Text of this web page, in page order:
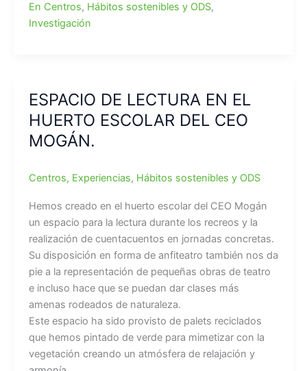
En Centros, Hábitos sostenibles y ODS,
Investigación
ESPACIO DE LECTURA EN EL
HUERTO ESCOLAR DEL CEO
MOGÁN.
Centros, Experiencias, Hábitos sostenibles y ODS
Hemos creado en el huerto escolar del CEO Mogán
un espacio para la lectura durante los recreos y la
realización de cuentacuentos en jornadas concretas.
Su disposición en forma de anfiteatro también nos da
pie a la representación de pequeñas obras de teatro
e incluso hace que se puedan dar clases más
amenas rodeados de naturaleza.
Este espacio ha sido provisto de palets reciclados
que hemos pintado de verde para mimetizar con la
vegetación creando un atmósfera de relajación y